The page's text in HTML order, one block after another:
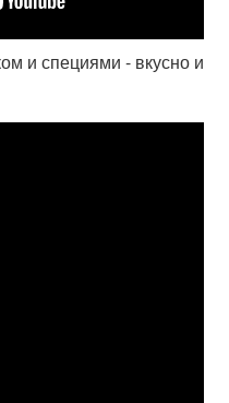
и специями - вкусно и